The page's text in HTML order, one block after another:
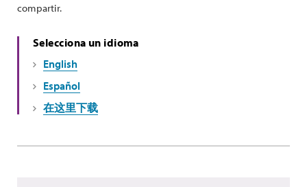
compartir.
Selecciona un idioma
English
Español
在这里下载